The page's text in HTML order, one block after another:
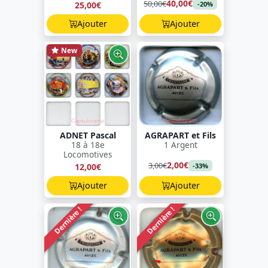
25,00€
Ajouter
50,00€40,00€ -20%
Ajouter
New
ADNET Pascal
18 à 18e
Locomotives
12,00€
Ajouter
AGRAPART et Fils
1 Argent
3,00€2,00€ -33%
Ajouter
Dernière ! Dernière !